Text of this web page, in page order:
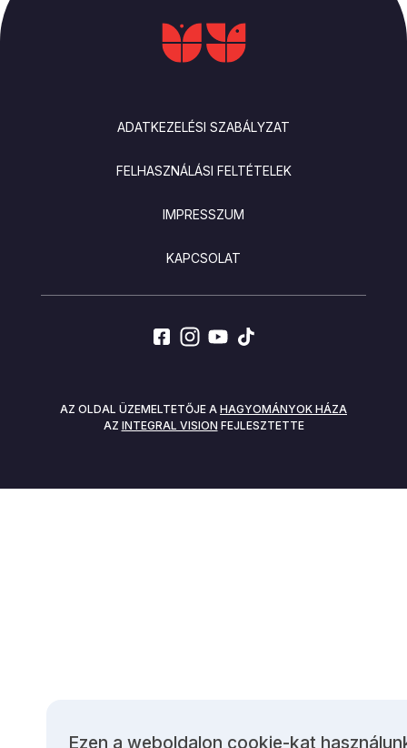
ADATKEZELÉSI SZABÁLYZAT
FELHASZNÁLÁSI FELTÉTELEK
IMPRESSZUM
KAPCSOLAT
SOCIALS
AZ OLDAL ÜZEMELTETŐJE A HAGYOMÁNYOK HÁZA
AZ INTEGRAL VISION FEJLESZTETTE
Ezen a weboldalon cookie-kat